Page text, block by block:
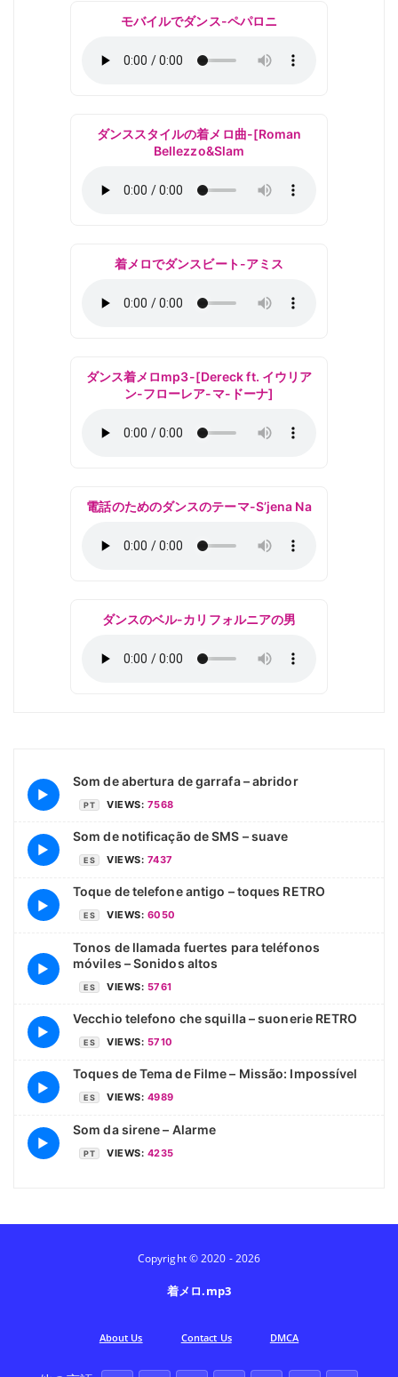
モバイルでダンス-ペパロニ
ダンススタイルの着メロ曲-[Roman
Bellezzo&Slam
着メロでダンスビート-アミス
ダンス着メロmp3-[Dereck ft. イウリア
ン-フローレア-マ-ドーナ]
電話のためのダンスのテーマ-S’jena Na
ダンスのベル-カリフォルニアの男
▶
Som de abertura de garrafa – abridor
PT VIEWS: 7568
▶
Som de notificação de SMS – suave
ES VIEWS: 7437
▶
Toque de telefone antigo – toques RETRO
ES VIEWS: 6050
▶
Tonos de llamada fuertes para teléfonos
móviles – Sonidos altos
ES VIEWS: 5761
▶
Vecchio telefono che squilla – suonerie RETRO
ES VIEWS: 5710
▶
Toques de Tema de Filme – Missão: Impossível
ES VIEWS: 4989
▶
Som da sirene – Alarme
PT VIEWS: 4235
Copyright © 2020 - 2026
着メロ.mp3
Аbout Us Contact Us DMCA